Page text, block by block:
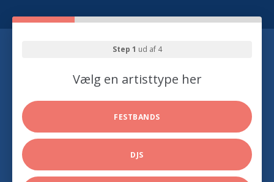
Step 1 ud af 4
Vælg en artisttype her
FESTBANDS
DJS